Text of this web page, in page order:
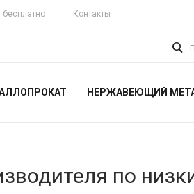
бесплатно Контакты
НЕРЖАВЕЮЩИЙ
по